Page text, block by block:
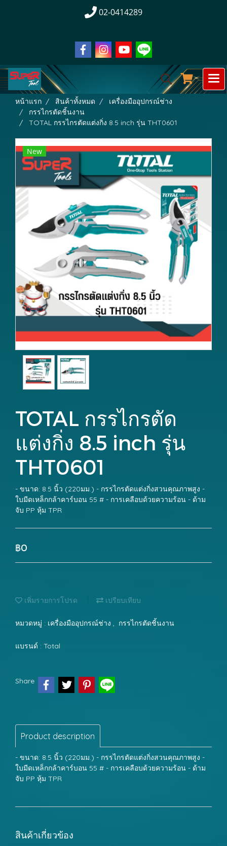
02-0414289
หน้าแรก สินค้าทั้งหมด
เครื่องมืออุปกรณ์ช่าง
กรรไกรตัดชิ้นงาน
TOTAL กรรไกรตัดแต่งกิ่ง 8.5 inch รุ่น THT0601
New
TOTAL กรรไกรตัด
แต่งกิ่ง 8.5 inch รุ่น
THT0601
- ขนาด: 8.5 นิ้ว (220มม.) - กรรไกรตัดแต่งกิ่งสวนคุณภาพสูง -
ใบมีดเหล็กกล้าคาร์บอน 55 # - การเคลือบด้วยความร้อน - ด้าม
จับ PP หุ้ม TPR
฿0
เพิ่มรายการโปรด เปรียบเทียบ
หมวดหมู่ : เครื่องมืออุปกรณ์ช่าง , กรรไกรตัดชิ้นงาน
แบรนด์ : Total
Share
Product description
- ขนาด: 8.5 นิ้ว (220มม.) - กรรไกรตัดแต่งกิ่งสวนคุณภาพสูง -
ใบมีดเหล็กกล้าคาร์บอน 55 # - การเคลือบด้วยความร้อน - ด้าม
จับ PP หุ้ม TPR
สินค้าเกี่ยวข้อง